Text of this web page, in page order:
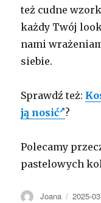
też cudne
każdy Twój
nami
siebie.
Sprawdź też:
ją nosić ?
Polecamy
pastelowych
Autor
Joana 2025-